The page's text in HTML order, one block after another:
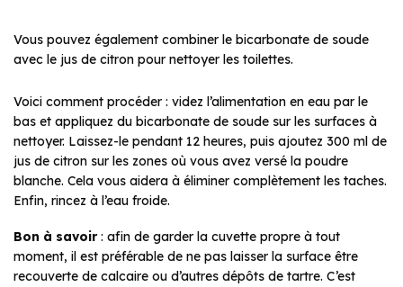
Vous pouvez également combiner le bicarbonate de soude
avec le jus de citron pour nettoyer les toilettes.
Voici comment procéder : videz l’alimentation en eau par le
bas et appliquez du bicarbonate de soude sur les surfaces à
nettoyer. Laissez-le pendant 12 heures, puis ajoutez 300 ml de
jus de citron sur les zones où vous avez versé la poudre
blanche. Cela vous aidera à éliminer complètement les taches.
Enfin, rincez à l’eau froide.
Bon à savoir: afin de garder la cuvette propre à tout
moment, il est préférable de ne pas laisser la surface être
recouverte de calcaire ou d’autres dépôts de tartre. C’est